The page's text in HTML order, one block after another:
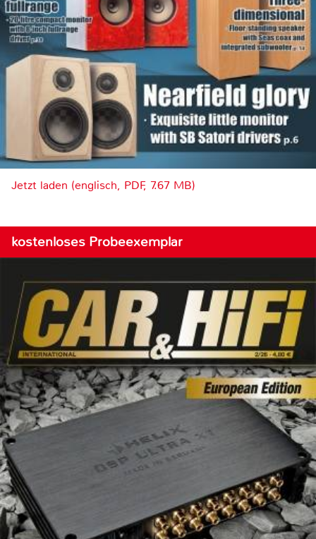
Jetzt laden (englisch, PDF, 7.67 MB)
kostenloses Probeexemplar